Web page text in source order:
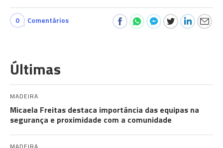
0 Comentários
Últimas
MADEIRA
Micaela Freitas destaca importância das equipas na
segurança e proximidade com a comunidade